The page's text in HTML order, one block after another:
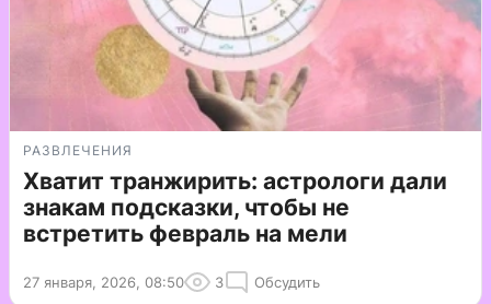
РАЗВЛЕЧЕНИЯ
Хватит транжирить: астрологи дали
знакам подсказки, чтобы не
встретить февраль на мели
27 января, 2026, 08:50 3 Обсудить